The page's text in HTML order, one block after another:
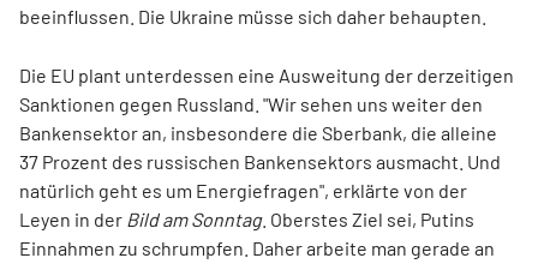
beeinflussen. Die Ukraine müsse sich daher behaupten.
Die EU plant unterdessen eine Ausweitung der derzeitigen
Sanktionen gegen Russland. "Wir sehen uns weiter den
Bankensektor an, insbesondere die Sberbank, die alleine
37 Prozent des russischen Bankensektors ausmacht. Und
natürlich geht es um Energiefragen", erklärte von der
Leyen in der Bild am Sonntag. Oberstes Ziel sei, Putins
Einnahmen zu schrumpfen. Daher arbeite man gerade an